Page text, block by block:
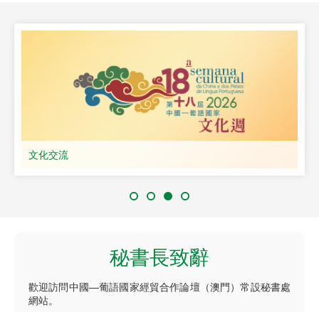
文化交流
秘書長致辭
歡迎訪問中國—葡語國家經貿合作論壇（澳門）常設秘書處
網站。